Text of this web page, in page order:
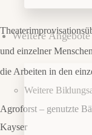
Weitere Angebote
Weitere
und einzelner
die Arbeiten in den
Agroforst – genutzte
Kayser